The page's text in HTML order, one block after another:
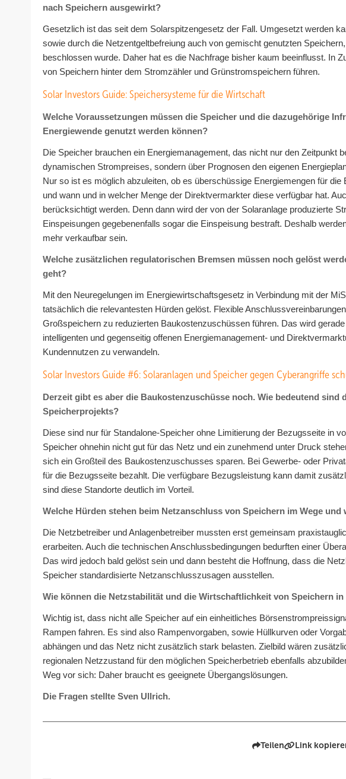
nach Speichern ausgewirkt?
Gesetzlich ist das seit dem Solarspitzengesetz der Fall. Umgesetzt werden
sowie durch die Netzentgeltbefreiung auch von gemischt genutzten
beschlossen wurde. Daher hat es die Nachfrage bisher kaum beeinflusst. In
von Speichern hinter dem Stromzähler und Grünstromspeichern führen.
Solar Investors Guide: Speichersysteme für die Wirtschaft
Welche Voraussetzungen müssen die Speicher und die dazugehörige
Energiewende genutzt werden können?
Die Speicher brauchen ein Energiemanagement, das nicht nur den Zeitpunkt
dynamischen Strompreises, sondern über Prognosen den eigenen
Nur so ist es möglich abzuleiten, ob es überschüssige Energiemengen für
und wann und in welcher Menge der Direktvermarkter diese verfügbar hat.
berücksichtigt werden. Denn dann wird der von der Solaranlage produzierte
Einspeisungen gegebenenfalls sogar die Einspeisung bestraft. Deshalb
mehr verkaufbar sein.
Welche zusätzlichen regulatorischen Bremsen müssen noch gelöst
geht?
Mit den Neuregelungen im Energiewirtschaftsgesetz in Verbindung mit der
tatsächlich die relevantesten Hürden gelöst. Flexible
Großspeichern zu reduzierten Baukostenzuschüssen führen. Das wird
intelligenten und gegenseitig offenen Energiemanagement- und
Kundennutzen zu verwandeln.
Solar Investors Guide #6: Solaranlagen und Speicher gegen Cyberangriffe
Derzeit gibt es aber die Baukostenzuschüsse noch. Wie bedeutend
Speicherprojekts?
Diese sind nur für Standalone-Speicher ohne Limitierung der Bezugsseite in
Speicher ohnehin nicht gut für das Netz und ein zunehmend unter Druck
sich ein Großteil des Baukostenzuschusses sparen. Bei Gewerbe- oder
für die Bezugsseite bezahlt. Die verfügbare Bezugsleistung kann damit
sind diese Standorte deutlich im Vorteil.
Welche Hürden stehen beim Netzanschluss von Speichern im Wege
Die Netzbetreiber und Anlagenbetreiber mussten erst gemeinsam
erarbeiten. Auch die technischen Anschlussbedingungen bedurften einer
Das wird jedoch bald gelöst sein und dann besteht die Hoffnung, dass die
Speicher standardisierte Netzanschlusszusagen ausstellen.
Wie können die Netzstabilität und die Wirtschaftlichkeit von Speichern
Wichtig ist, dass nicht alle Speicher auf ein einheitliches
Rampen fahren. Es sind also Rampenvorgaben, sowie Hüllkurven oder
abhängen und das Netz nicht zusätzlich stark belasten. Zielbild wären
regionalen Netzzustand für den möglichen Speicherbetrieb ebenfalls
Weg vor sich: Daher braucht es geeignete Übergangslösungen.
Die Fragen stellte Sven Ullrich.
Teilen Link